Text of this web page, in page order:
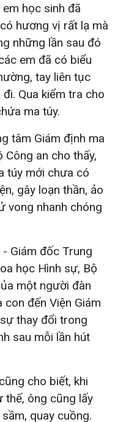
học sinh đã
hương vị rất lạ mà
những lần sau đó
em đã có biểu
tay liên tục
Qua kiểm tra cho
ma túy.
tâm Giám định ma
Công an cho thấy,
túy mới chưa có
gây loạn thần, ảo
vong nhanh chóng
- Giám đốc Trung
học Hình sự, Bộ
một người đàn
đến Viện Giám
thay đổi trong
sau mỗi lần hút
cho biết, khi
thế, ông cũng lấy
quay cuồng.